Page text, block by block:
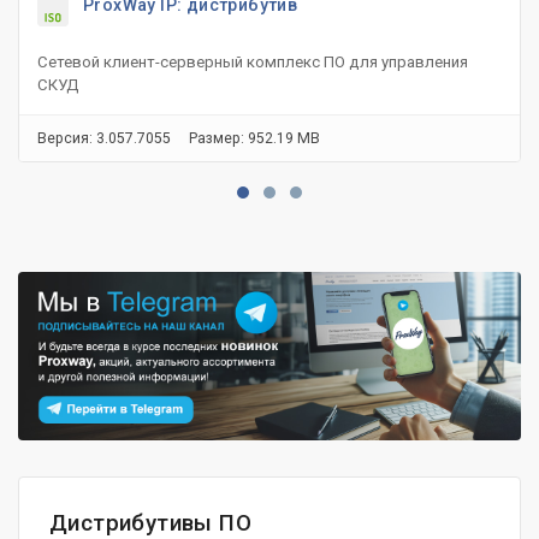
ProxWay IP: дистрибутив
Сетевой клиент-серверный комплекс ПО для управления
СКУД
Версия: 3.057.7055 Размер: 952.19 MB
Дистрибутивы ПО